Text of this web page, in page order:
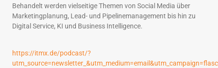
Behandelt werden vielseitige Themen von Social Media über
Marketingplanung, Lead- und Pipelinemanagement bis hin zu
Digital Service, KI und Business Intelligence.
https://itmx.de/podcast/?